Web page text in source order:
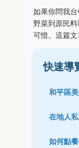
如果你問我
野菜到原民
可惜。這篇
快速導
和平區
在地人
如何點